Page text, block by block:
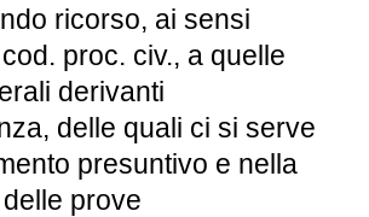
ricorso, ai sensi
cod. proc. civ., a quelle
derivanti
delle quali ci si serve
presuntivo e nella
prove